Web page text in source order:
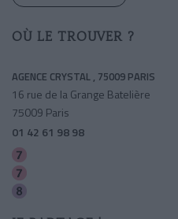
OÙ LE TROUVER ?
AGENCE CRYSTAL , 75009 PARIS
16 rue de la Grange Batelière
75009 Paris
01 42 61 98 98